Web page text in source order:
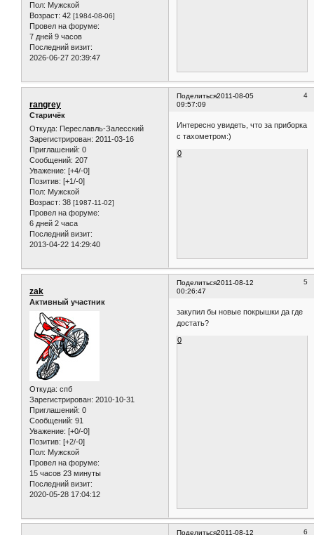
Пол: Мужской
Возраст: 42 [1984-08-06]
Провел на форуме:
7 дней 9 часов
Последний визит:
2026-06-27 20:39:47
Поделиться 4
2011-08-05
09:57:09
rangrey
Старичёк
Откуда: Переславль-Залесский
Зарегистрирован: 2011-03-16
Приглашений: 0
Сообщений: 207
Уважение: [+4/-0]
Позитив: [+1/-0]
Пол: Мужской
Возраст: 38 [1987-11-02]
Провел на форуме:
6 дней 2 часа
Последний визит:
2013-04-22 14:29:40
Интересно увидеть, что за приборка
с тахометром:)
0
Поделиться 5
2011-08-12
00:26:47
zak
Активный участник
Откуда: спб
Зарегистрирован: 2010-10-31
Приглашений: 0
Сообщений: 91
Уважение: [+0/-0]
Позитив: [+2/-0]
Пол: Мужской
Провел на форуме:
15 часов 23 минуты
Последний визит:
2020-05-28 17:04:12
закупил бы новые покрышки да где
достать?
0
Поделиться 6
2011-08-12